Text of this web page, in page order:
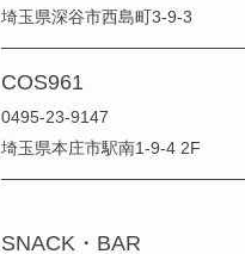
埼玉県深谷市西島町3-9-3
COS961
0495-23-9147
埼玉県本庄市駅南1-9-4 2F
SNACK・BAR